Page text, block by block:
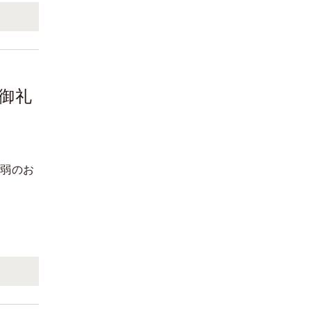
礼
のお